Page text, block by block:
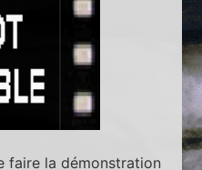
faire la démonstration